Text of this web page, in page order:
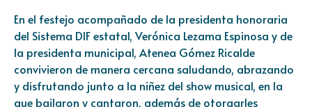
En el festejo acompañado de la presidenta honoraria
del Sistema DIF estatal, Verónica Lezama Espinosa y de
la presidenta municipal, Atenea Gómez Ricalde
convivieron de manera cercana saludando, abrazando
y disfrutando junto a la niñez del show musical, en la
que bailaron y cantaron, además de otorgarles